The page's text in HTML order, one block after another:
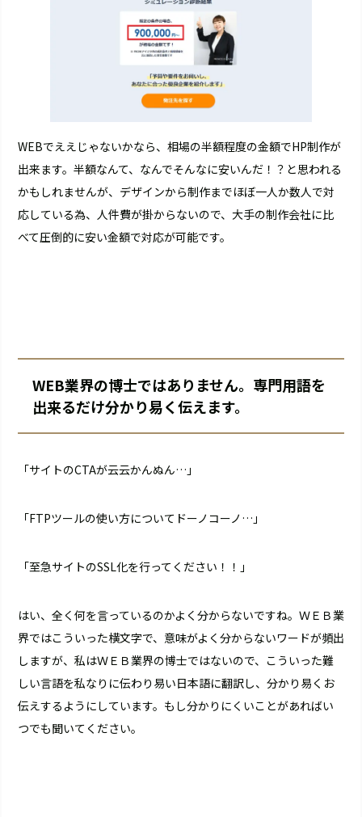
WEBでええじゃないかなら、相場の半額程度の金額でHP制作が
出来ます。半額なんて、なんでそんなに安いんだ！？と思われる
かもしれませんが、デザインから制作までほぼ一人か数人で対
応している為、人件費が掛からないので、大手の制作会社に比
べて圧倒的に安い金額で対応が可能です。
WEB業界の博士ではありません。専門用語を
出来るだけ分かり易く伝えます。
「サイトのCTAが云云かんぬん…」
「FTPツールの使い方についてドーノコーノ…」
「至急サイトのSSL化を行ってください！！」
はい、全く何を言っているのかよく分からないですね。ＷＥＢ業
界ではこういった横文字で、意味がよく分からないワードが頻出
しますが、私はＷＥＢ業界の博士ではないので、こういった難
しい言語を私なりに伝わり易い日本語に翻訳し、分かり易くお
伝えするようにしています。もし分かりにくいことがあればい
つでも聞いてください。